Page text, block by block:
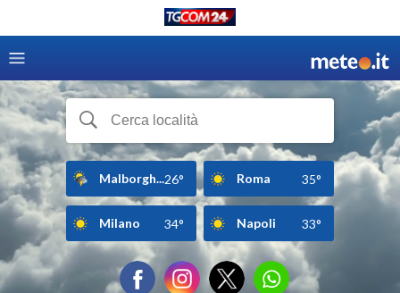
Malborgh...26° Roma 35°
Milano 34° Napoli 33°